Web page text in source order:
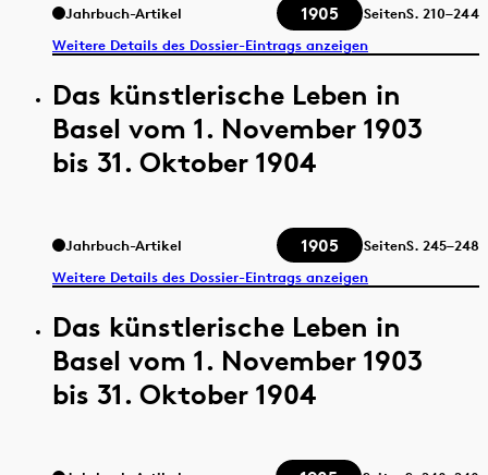
Jahrbuch-Artikel 1905 SeitenS. 210–244
Weitere Details des Dossier-Eintrags anzeigen
Das künstlerische Leben in
Basel vom 1. November 1903
bis 31. Oktober 1904
Jahrbuch-Artikel 1905 SeitenS. 245–248
Weitere Details des Dossier-Eintrags anzeigen
Das künstlerische Leben in
Basel vom 1. November 1903
bis 31. Oktober 1904